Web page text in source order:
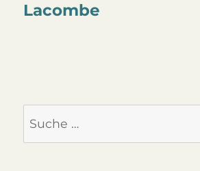
Beitrag:
Lacombe